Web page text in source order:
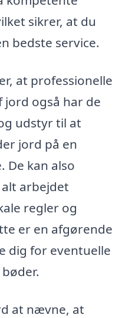
sikrer, at du
bedste service.
at professionelle
også har de
udstyr til at
jord på en
De kan also
arbejdet
regler og
er en afgørende
dig for eventuelle
at nævne, at